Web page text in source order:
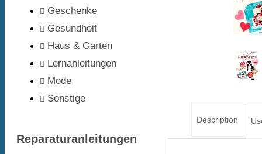
Description
Geschenke
Gesundheit
Haus & Garten
Lernanleitungen
Mode
Sonstige
Reparaturanleitungen